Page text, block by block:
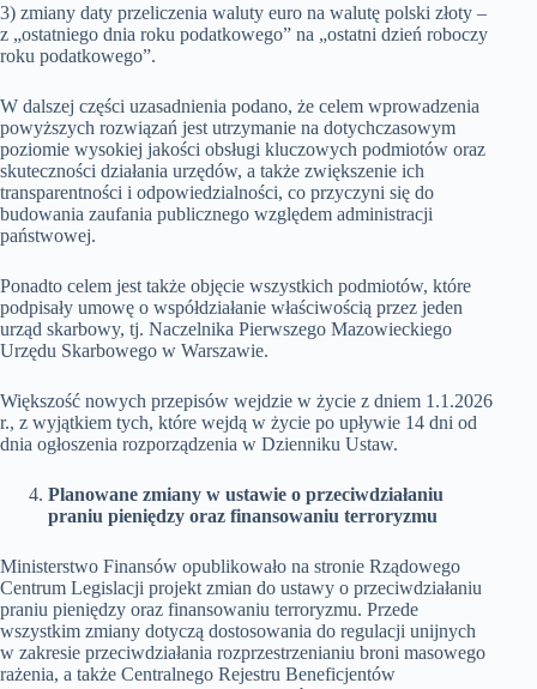
3) zmiany daty przeliczenia waluty euro na walutę polski złoty –
z „ostatniego dnia roku podatkowego” na „ostatni dzień roboczy
roku podatkowego”.
W dalszej części uzasadnienia podano, że celem wprowadzenia
powyższych rozwiązań jest utrzymanie na dotychczasowym
poziomie wysokiej jakości obsługi kluczowych podmiotów oraz
skuteczności działania urzędów, a także zwiększenie ich
transparentności i odpowiedzialności, co przyczyni się do
budowania zaufania publicznego względem administracji
państwowej.
Ponadto celem jest także objęcie wszystkich podmiotów, które
podpisały umowę o współdziałanie właściwością przez jeden
urząd skarbowy, tj. Naczelnika Pierwszego Mazowieckiego
Urzędu Skarbowego w Warszawie.
Większość nowych przepisów wejdzie w życie z dniem 1.1.2026
r., z wyjątkiem tych, które wejdą w życie po upływie 14 dni od
dnia ogłoszenia rozporządzenia w Dzienniku Ustaw.
Planowane zmiany w ustawie o przeciwdziałaniu
praniu pieniędzy oraz finansowaniu terroryzmu
Ministerstwo Finansów opublikowało na stronie Rządowego
Centrum Legislacji projekt zmian do ustawy o przeciwdziałaniu
praniu pieniędzy oraz finansowaniu terroryzmu. Przede
wszystkim zmiany dotyczą dostosowania do regulacji unijnych
w zakresie przeciwdziałania rozprzestrzenianiu broni masowego
rażenia, a także Centralnego Rejestru Beneficjentów